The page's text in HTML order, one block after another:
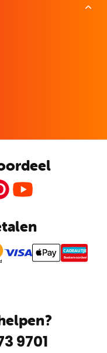
Pinterest
Boekenvoordeel
CADEAUTJE
9701